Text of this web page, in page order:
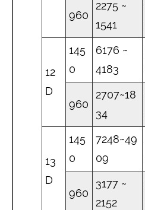
960
2275 ~
1541
12
D
145
0
6176 ~
4183
960
2707~18
34
13
D
145
0
7248~49
09
960
3177 ~
2152